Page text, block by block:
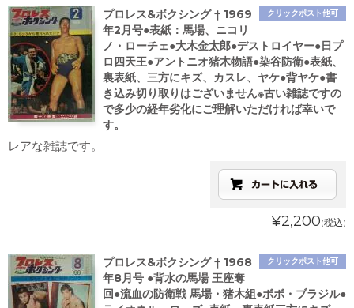
クリックポスト他可
プロレス&ボクシング † 1969
年2月号●表紙：馬場、ニコリ
ノ・ローチェ●大木金太郎●デストロイヤー●日プ
ロ四天王●アントニオ猪木物語●染谷防衛●表紙、
裏表紙、三方にキズ、カスレ、ヤケ●背ヤケ●書
き込み切り取りはございません※古い雑誌ですの
で多少の経年劣化にご理解いただければ幸いで
す。
レアな雑誌です。
¥2,200(税込)
クリックポスト他可
プロレス&ボクシング † 1968
年8月号 ●背水の馬場 王座奪
回●流血の防衛戦 馬場・猪木組●ボボ・ブラジル●